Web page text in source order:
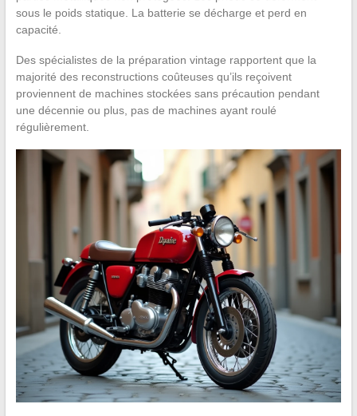
sous le poids statique. La batterie se décharge et perd en
capacité.
Des spécialistes de la préparation vintage rapportent que la
majorité des reconstructions coûteuses qu’ils reçoivent
proviennent de machines stockées sans précaution pendant
une décennie ou plus, pas de machines ayant roulé
régulièrement.